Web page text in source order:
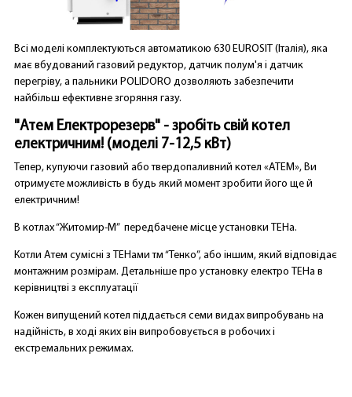
Всі моделі комплектуються автоматикою 630 EUROSIT (Італія), яка
має вбудований газовий редуктор, датчик полум'я і датчик
перегріву, а пальники POLIDORO дозволяють забезпечити
найбільш ефективне згоряння газу.
"Атем Електрорезерв" - зробіть свій котел
електричним! (моделі 7-12,5 кВт)
Тепер, купуючи газовий або твердопаливний котел «АТЕМ», Ви
отримуєте можливість в будь який момент зробити його ще й
електричним!
В котлах “Житомир-М” передбачене місце установки ТЕНа.
Котли Атем сумісні з ТЕНами тм “Тенко”, або іншим, який відповідає
монтажним розмірам. Детальніше про установку електро ТЕНа в
керівництві з експлуатації
Кожен випущений котел піддається семи видах випробувань на
надійність, в ході яких він випробовується в робочих і
екстремальних режимах.